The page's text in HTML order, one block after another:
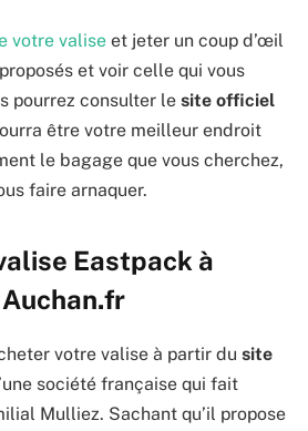
votre valise et jeter un coup d’œil
et voir celle qui vous
pourrez consulter le site officiel
être votre meilleur endroit
le bagage que vous cherchez,
faire arnaquer.
Eastpack à
votre valise à partir du site
société française qui fait
Mulliez. Sachant qu’il propose